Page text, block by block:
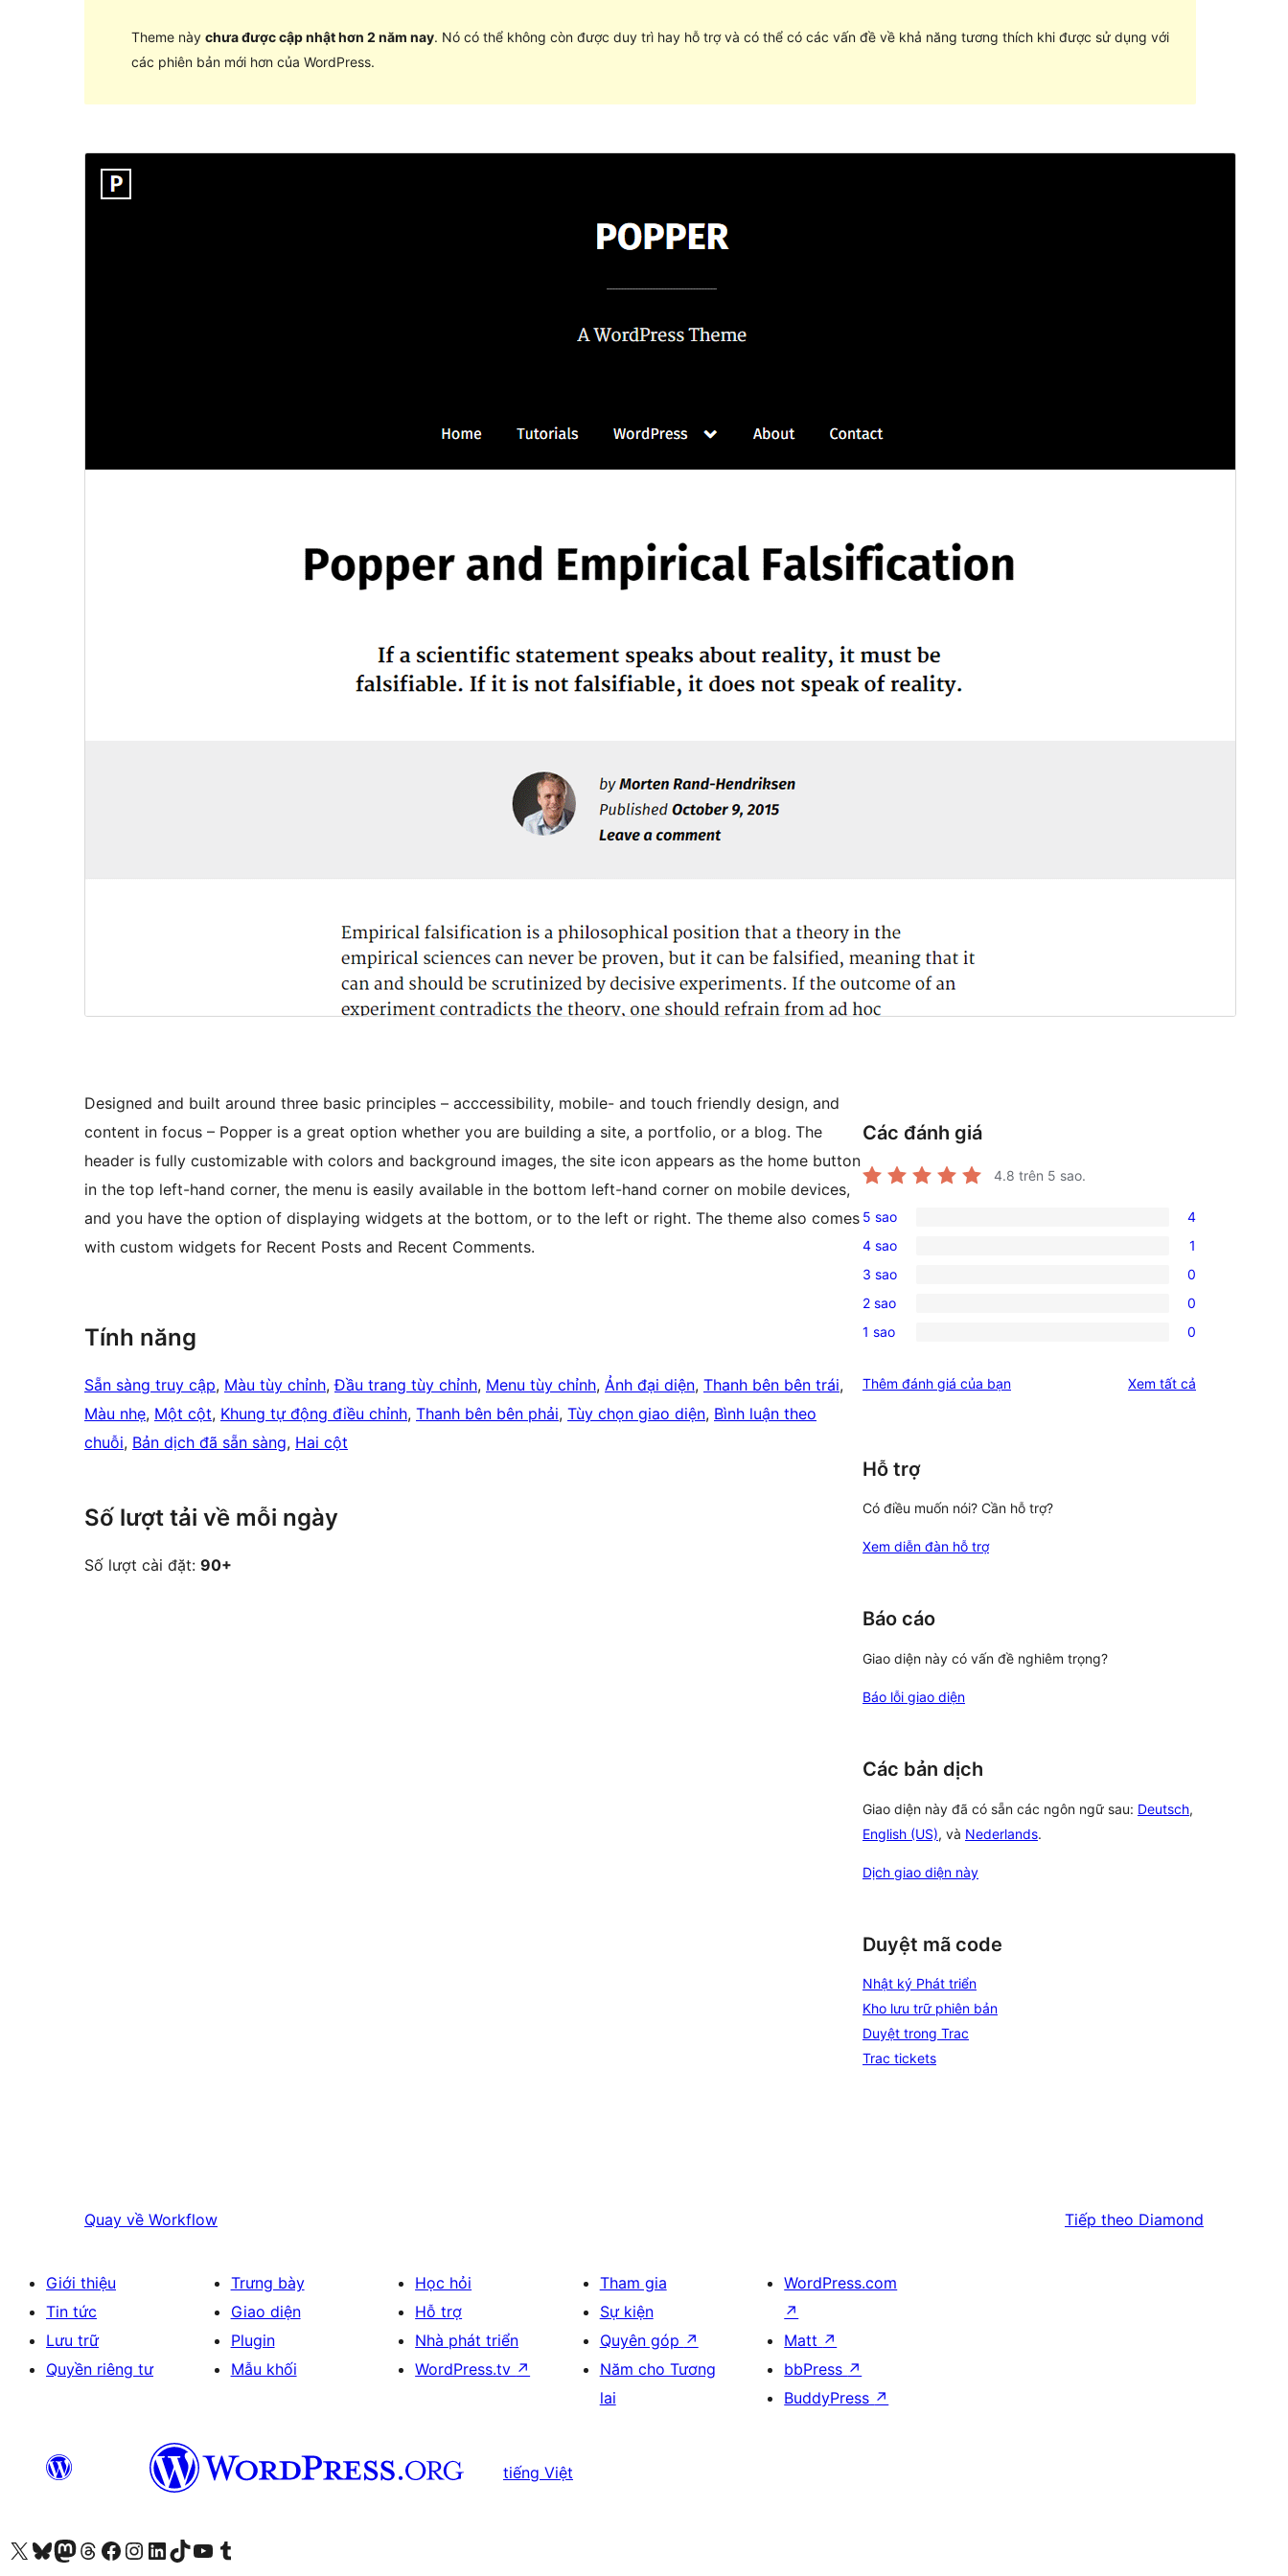
Theme này chưa được cập nhật hơn 2 năm nay. Nó có thể không còn được duy trì hay hỗ trợ và có thể có các vấn đề về khả năng tương thích khi được sử dụng với
các phiên bản mới hơn của WordPress.
Designed and built around three basic principles – acccessibility, mobile- and touch friendly design, and
content in focus – Popper is a great option whether you are building a site, a portfolio, or a blog. The
header is fully customizable with colors and background images, the site icon appears as the home button
in the top left-hand corner, the menu is easily available in the bottom left-hand corner on mobile devices,
and you have the option of displaying widgets at the bottom, or to the left or right. The theme also comes
with custom widgets for Recent Posts and Recent Comments.
Tính năng
Sẵn sàng truy cập, Màu tùy chỉnh, Đầu trang tùy chỉnh, Menu tùy chỉnh, Ảnh đại diện, Thanh bên bên trái
Màu nhẹ, Một cột, Khung tự động điều chỉnh, Thanh bên bên phải, Tùy chọn giao diện, Bình luận theo
chuỗi, Bản dịch đã sẵn sàng, Hai cột
Số lượt tải về mỗi ngày
Số lượt cài đặt: 90+
Các đánh giá
4.8 trên 5 sao.
4
5-
star
reviews
5 sao 4
1
4-
star
review
4 sao 1
0
3-
star
3 sao 0
0
2-
reviews
2 sao 0
0
star
1 sao 0
Thêm đánh giá của bạn Xem tất cả
Hỗ trợ
Có điều muốn nói? Cần hỗ trợ?
Xem diễn đàn hỗ trợ
Báo cáo
Giao diện này có vấn đề nghiêm trọng?
Báo lỗi giao diện
Các bản dịch
Giao diện này đã có sẵn các ngôn ngữ sau: Deutsch,
English (US), và Nederlands.
Dịch giao diện này
Duyệt mã code
Nhật ký Phát triển
Kho lưu trữ phiên bản
Duyệt trong Trac
Trac tickets
Quay về Workflow Tiếp theo Diamond
Giới thiệu
Tin tức
Lưu trữ
Quyền riêng tư
Trưng bày
Giao diện
Plugin
Mẫu khối
Học hỏi
Hỗ trợ
Nhà phát triển
WordPress.tv ↗
Tham gia
Sự kiện
Quyên góp ↗
Năm cho Tương
lai
WordPress.com
↗
Matt ↗
bbPress ↗
BuddyPress ↗
tiếng Việt
Truy cập tài khoản X (trước đây là Twitter) của chúng tôiVisit our Bluesky account
Visit our Mastodon account
Visit our Threads account
Xem trang Facebook của chúng tôiTruy cập tài khoản Instagram của chúng tôiTruy cập tài khoản LinkedIn của chúng tôiVisit our TikTok account
Truy cập kênh YouTube của chúng tôi Visit our Tumblr account